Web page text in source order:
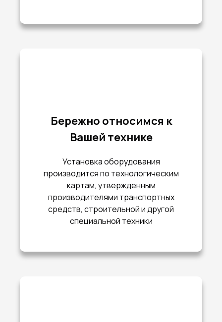
Бережно относимся к
Вашей технике
Установка оборудования
производится по технологическим
картам, утвержденным
производителями транспортных
средств, строительной и другой
специальной техники